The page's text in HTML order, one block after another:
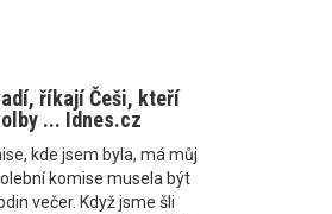
říkají Češi, kteří
... Idnes.cz
kde jsem byla, má můj
komise musela být
večer. Když jsme šli